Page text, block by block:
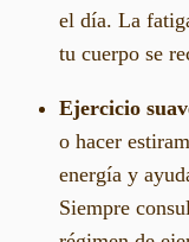
el día. La
tu cuerpo se
Ejercicio
o hacer
energía y
Siempre